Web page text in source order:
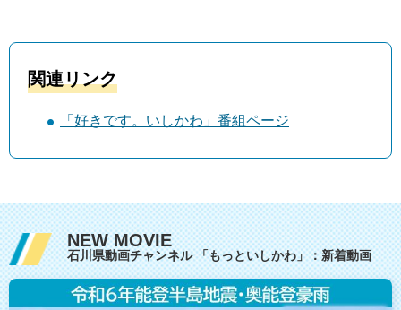
関連リンク
「好きです。いしかわ」番組ページ
NEW MOVIE
石川県動画チャンネル 「もっといしかわ」：新着動画